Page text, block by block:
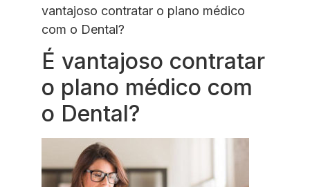
vantajoso contratar o plano médico
com o Dental?
É vantajoso contratar
o plano médico com
o Dental?